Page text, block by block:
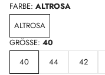
FARBE: ALTROSA
ALTROSA
GRÖSSE: 40
40
44 42